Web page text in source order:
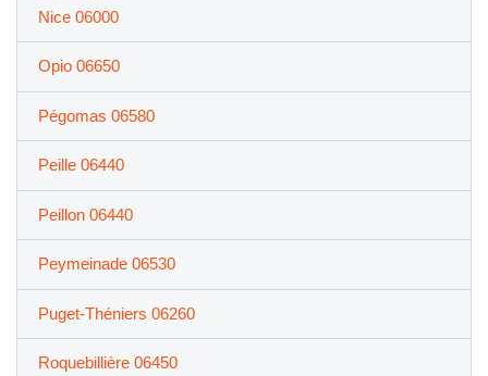
Nice 06000
Opio 06650
Pégomas 06580
Peille 06440
Peillon 06440
Peymeinade 06530
Puget-Théniers 06260
Roquebillière 06450